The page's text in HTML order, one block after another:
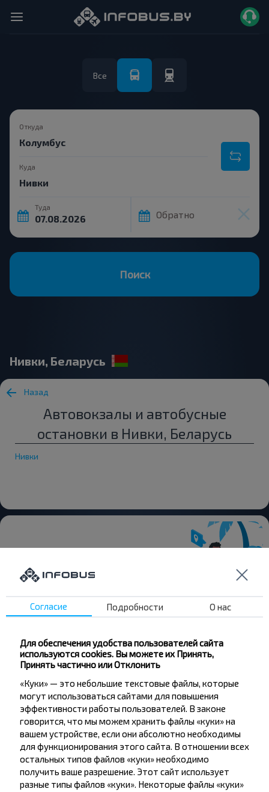
Все
Откуда
Куда
Туда
Обратно
Поиск
Нивки, Беларусь
Назад
Автовокзалы и автобусные
остановки в Нивки, Беларусь
Нивки
Хотите
путешествовать
Не пропусти специальные акции, скидки и
другие интересные предложения INFOBUS.
Подпишись на получение новостей и
путешествуй с нами дешевле!
Подписаться
Согласие Подробности О нас
Для обеспечения удобства пользователей сайта
используются cookies. Вы можете их Принять,
Принять частично или Отклонить
«Куки» — это небольшие текстовые файлы, которые
могут использоваться сайтами для повышения
эффективности работы пользователей. В законе
говорится, что мы можем хранить файлы «куки» на
вашем устройстве, если они абсолютно необходимы
для функционирования этого сайта. В отношении всех
остальных типов файлов «куки» необходимо
получить ваше разрешение. Этот сайт использует
разные типы файлов «куки». Некоторые файлы «куки»